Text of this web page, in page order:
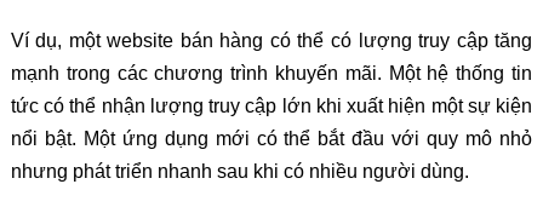
Ví dụ, một website bán hàng có thể có lượng truy cập tăng
mạnh trong các chương trình khuyến mãi. Một hệ thống tin
tức có thể nhận lượng truy cập lớn khi xuất hiện một sự kiện
nổi bật. Một ứng dụng mới có thể bắt đầu với quy mô nhỏ
nhưng phát triển nhanh sau khi có nhiều người dùng.